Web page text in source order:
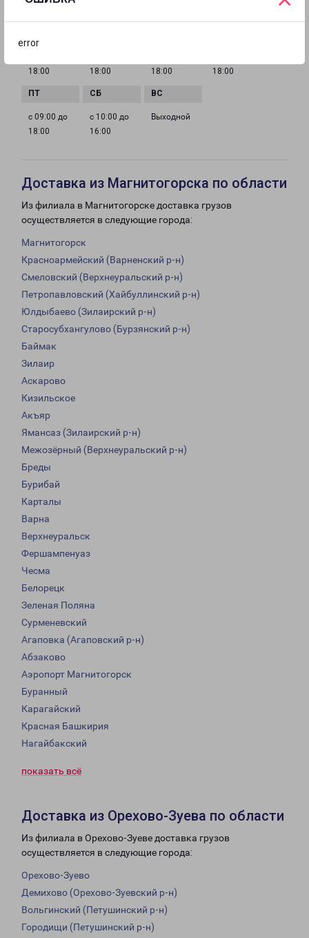
error
18:00
18:00
18:00
18:00
с 09:00 до
18:00
с 10:00 до
16:00
Выходной
Доставка из Магнитогорска по области
Из филиала в Магнитогорске доставка грузов
осуществляется в следующие города:
Магнитогорск
Красноармейский (Варненский р-н)
Смеловский (Верхнеуральский р-н)
Петропавловский (Хайбуллинский р-н)
Юлдыбаево (Зилаирский р-н)
Старосубхангулово (Бурзянский р-н)
Баймак
Зилаир
Аскарово
Кизильское
Акъяр
Ямансаз (Зилаирский р-н)
Межозёрный (Верхнеуральский р-н)
Бреды
Бурибай
Карталы
Варна
Верхнеуральск
Фершампенуаз
Чесма
Белорецк
Зеленая Поляна
Сурменевский
Агаповка (Агаповский р-н)
Абзаково
Аэропорт Магнитогорск
Буранный
Карагайский
Красная Башкирия
Нагайбакский
показать всё
Доставка из Орехово-Зуева по области
Из филиала в Орехово-Зуеве доставка грузов
осуществляется в следующие города:
Орехово-Зуево
Демихово (Орехово-Зуевский р-н)
Вольгинский (Петушинский р-н)
Городищи (Петушинский р-н)